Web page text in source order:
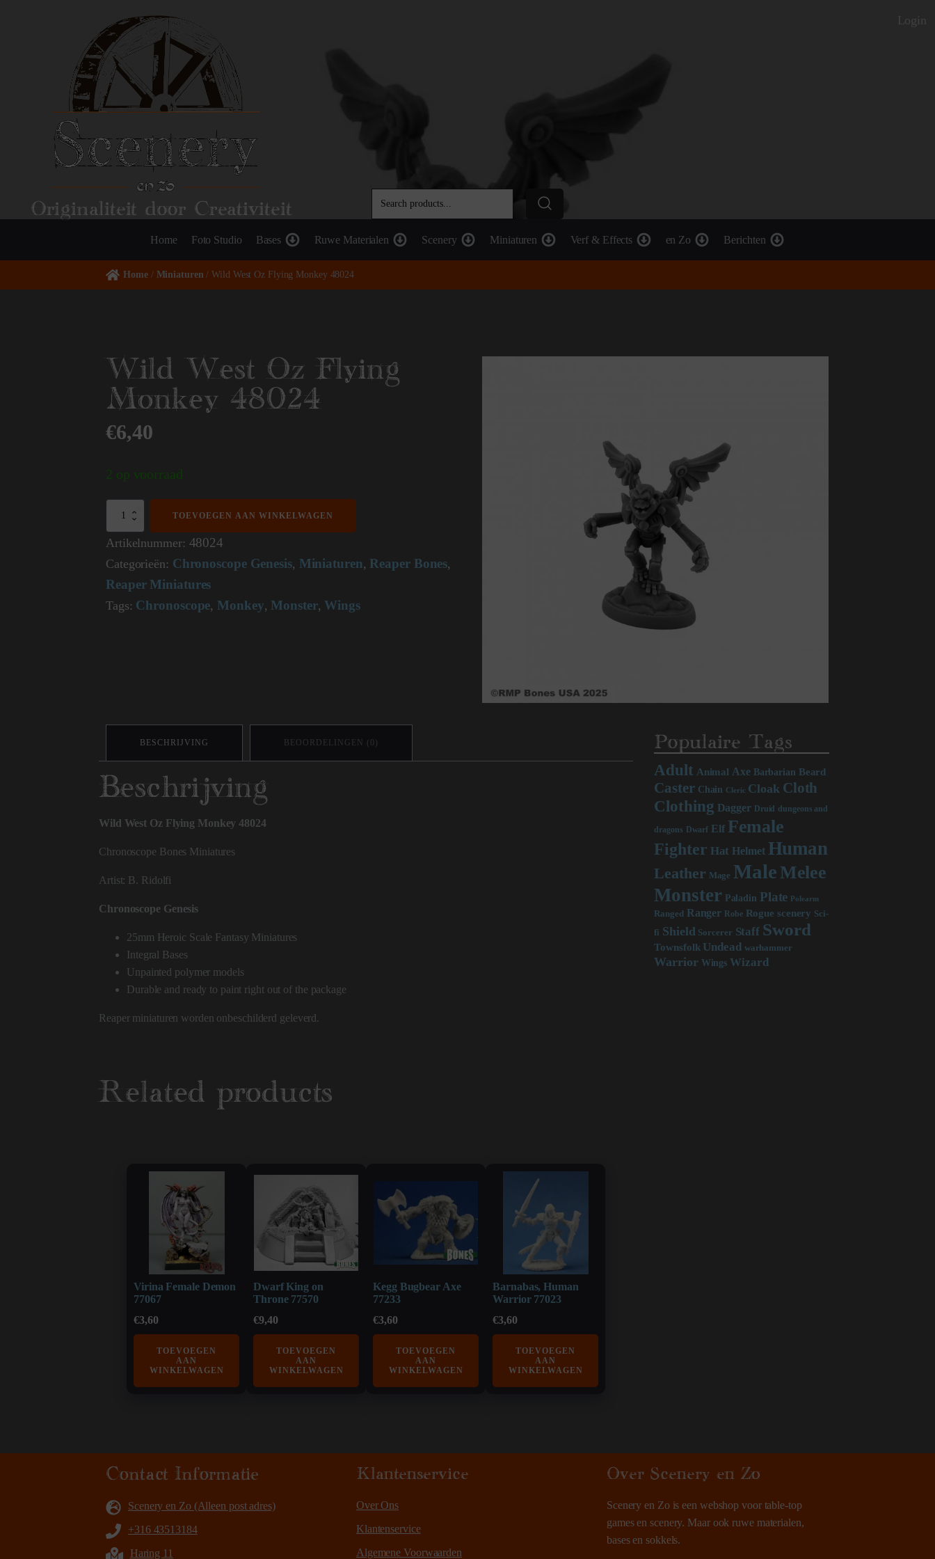
Login
Originaliteit door Creativiteit
Home Foto Studio Bases Ruwe Materialen Scenery Miniaturen Verf & Effects en Zo Berichten
Home/ Miniaturen / Wild West Oz Flying Monkey 48024
Wild West Oz Flying
Monkey 48024
€6,40
2 op voorraad
Oz
Monkey
aantal
TOEVOEGEN AAN WINKELWAGEN
Artikelnummer: 48024
Categorieën: Chronoscope Genesis, Miniaturen, Reaper Bones,
Reaper Miniatures
Tags: Chronoscope, Monkey, Monster,Wings
BESCHRIJVING BEOORDELINGEN (0)
Beschrijving
Wild West Oz Flying Monkey 48024
Chronoscope Bones Miniatures
Artist: B. Ridolfi
Chronoscope Genesis
25mm Heroic Scale Fantasy Miniatures
Integral Bases
Unpainted polymer models
Durable and ready to paint right out of the package
Reaper miniaturen worden onbeschilderd geleverd.
Related products
Virina Female Demon
77067
€3,60
TOEVOEGEN
AAN
WINKELWAGEN
Dwarf King on
Throne 77570
€9,40
TOEVOEGEN
AAN
WINKELWAGEN
Kegg Bugbear Axe
77233
€3,60
TOEVOEGEN
AAN
WINKELWAGEN
Barnabas, Human
Warrior 77023
€3,60
TOEVOEGEN
AAN
WINKELWAGEN
Populaire Tags
Adult Animal Axe Barbarian Beard
Caster Chain Cleric Cloak Cloth
Clothing Dagger Druid dungeons and
dragons Dwarf Elf Female
Fighter Hat Helmet Human
Leather Mage MaleMelee
Monster Paladin Plate Polearm
Ranged Ranger Robe Rogue scenery Sci-
fi Shield Sorcerer Staff Sword
Townsfolk Undead warhammer
Warrior Wings Wizard
Contact Informatie
Scenery en Zo (Alleen post adres)
+316 43513184
Haring 11
Klantenservice
Over Ons
Klantenservice
Algemene Voorwaarden
Over Scenery en Zo
Scenery en Zo is een webshop voor table-top
games en scenery. Maar ook ruwe materialen,
bases en sokkels.